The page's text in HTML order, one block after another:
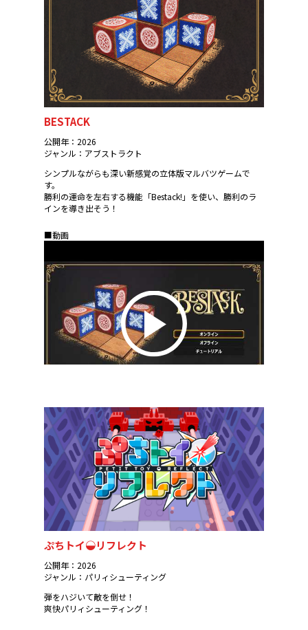
BESTACK
公開年：2026
ジャンル：アブストラクト
シンプルながらも深い新感覚の立体版マルバツゲームで
す。
勝利の運命を左右する機能「Bestack!」を使い、勝利のラ
インを導き出そう！
■動画
ぷちトイ◒リフレクト
公開年：2026
ジャンル：パリィシューティング
弾をハジいて敵を倒せ！
爽快パリィシューティング！